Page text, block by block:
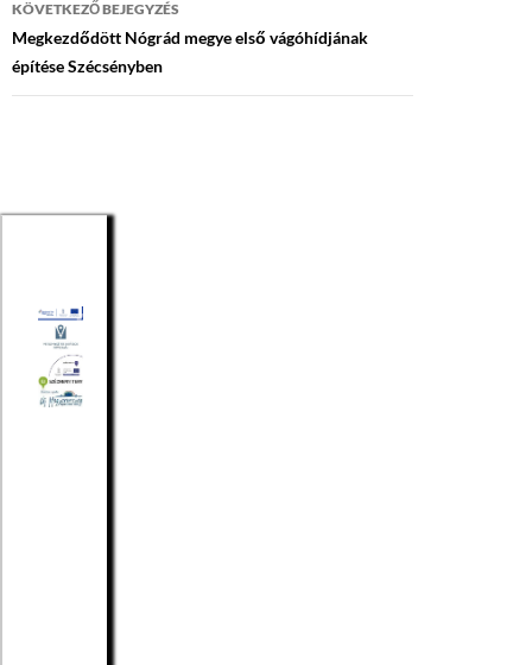
KÖVETKEZŐ BEJEGYZÉS
Megkezdődött Nógrád megye első vágóhídjának
építése Szécsényben